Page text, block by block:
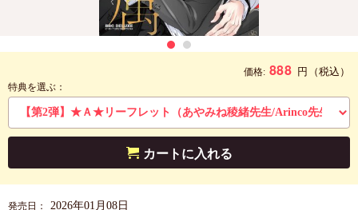
価格: 888 円 （税込）
特典を選ぶ：
カートに入れる
発売日： 2026年01月08日